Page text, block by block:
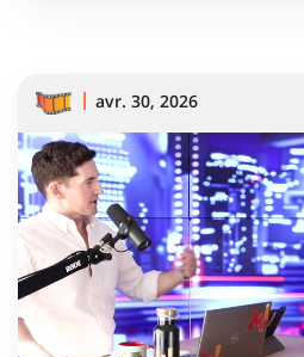
avr. 30, 2026